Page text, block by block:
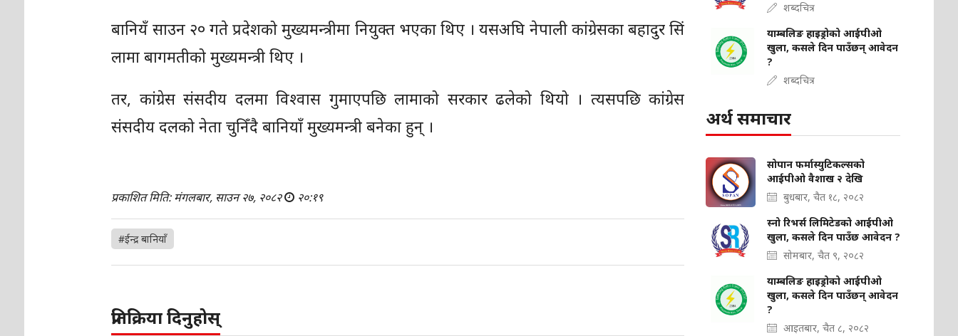
बानियँ साउन २० गते प्रदेशको मुख्यमन्त्रीमा नियुक्त भएका थिए । यसअघि नेपाली कांग्रेसका बहादुर सिं
लामा बागमतीको मुख्यमन्त्री थिए ।
तर, कांग्रेस संसदीय दलमा विश्वास गुमाएपछि लामाको सरकार ढलेको थियो । त्यसपछि कांग्रेस
संसदीय दलको नेता चुनिँदै बानियाँ मुख्यमन्त्री बनेका हुन् ।
प्रकाशित मिति: मंगलबार, साउन २७, २०८२ २०:१९
#ईन्द्र बानियाँ
प्रतिक्रिया दिनुहोस्
शब्दचित्र
याम्बलिङ हाइड्रोको आईपीओ
खुला, कसले दिन पाउँछन् आवेदन
?
शब्दचित्र
अर्थ समाचार
सोपान फर्मास्युटिकल्सको
आईपीओ वैशाख २ देखि
बुधबार, चैत १८, २०८२
स्नो रिभर्स लिमिटेडको आईपीओ
खुला, कसले दिन पाउँछ आवेदन ?
सोमबार, चैत ९, २०८२
याम्बलिङ हाइड्रोको आईपीओ
खुला, कसले दिन पाउँछन् आवेदन
?
आइतबार, चैत ८, २०८२